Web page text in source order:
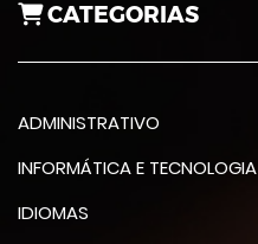
CATEGORIAS
ADMINISTRATIVO
INFORMÁTICA E TECNOLOGIA
IDIOMAS